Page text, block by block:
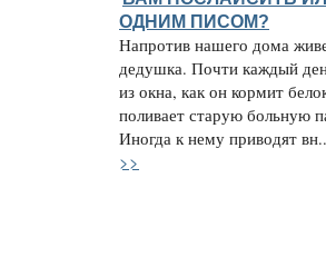
ОДНИМ ПИСОМ?
Напротив нашего дома
дедушка. Почти каждый
из окна, как он кормит
поливает старую больную
Иногда к нему приводят
>>